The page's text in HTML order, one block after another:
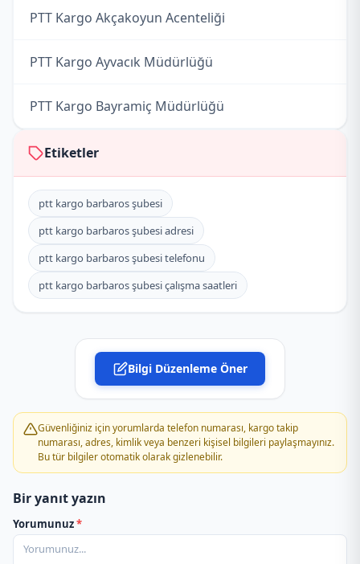
PTT Kargo Akçakoyun Acenteliği
PTT Kargo Ayvacık Müdürlüğü
PTT Kargo Bayramiç Müdürlüğü
PTT Kargo Biga Müdürlüğü
PTT Kargo Bozcaada Müdürlüğü
PTT Kargo Çan Müdürlüğü
PTT Kargo Çanakkale Müdürlüğü
PTT Kargo Eceabat Müdürlüğü
PTT Kargo Esenler Şubesi
PTT Kargo Etili Acenteliği
PTT Kargo Evreşe Acenteliği
PTT Kargo Ezine Müdürlüğü
Etiketler
ptt kargo barbaros şubesi
ptt kargo barbaros şubesi adresi
ptt kargo barbaros şubesi telefonu
ptt kargo barbaros şubesi çalışma saatleri
Bilgi Düzenleme Öner
Güvenliğiniz için yorumlarda telefon numarası, kargo takip
numarası, adres, kimlik veya benzeri kişisel bilgileri paylaşmayınız.
Bu tür bilgiler otomatik olarak gizlenebilir.
Bir yanıt yazın
Yorumunuz*